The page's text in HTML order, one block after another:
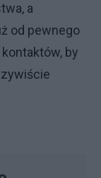
a
od pewnego
by